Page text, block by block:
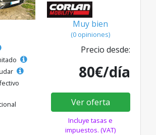
Muy bien
(0 opiniones)
Precio desde:
80€/día
Ver oferta
Incluye tasas e
impuestos. (VAT)